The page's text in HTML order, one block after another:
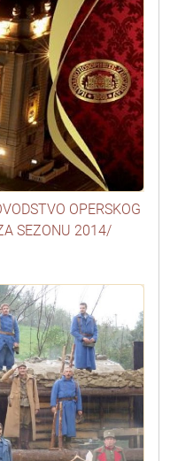
OPERSKOG
SEZONU 2014/